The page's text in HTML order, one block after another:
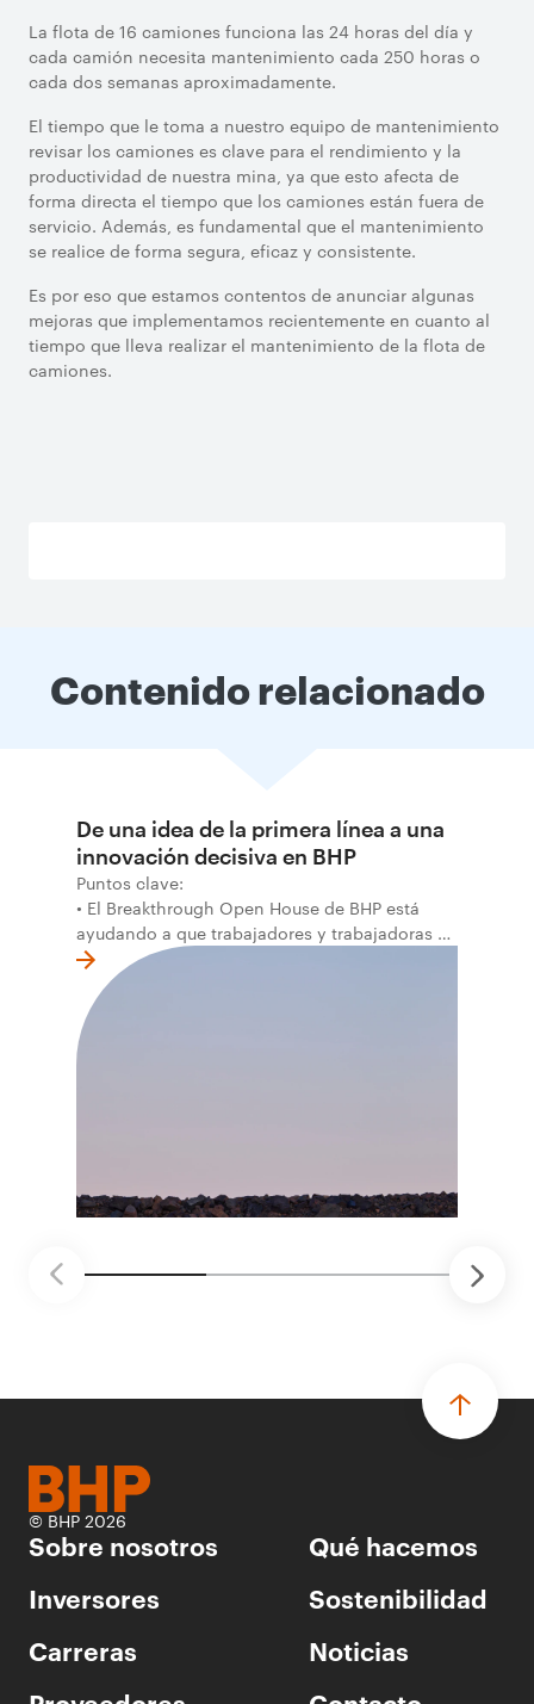
La flota de 16 camiones funciona las 24 horas del día y
cada camión necesita mantenimiento cada 250 horas o
cada dos semanas aproximadamente.
El tiempo que le toma a nuestro equipo de mantenimiento
revisar los camiones es clave para el rendimiento y la
productividad de nuestra mina, ya que esto afecta de
forma directa el tiempo que los camiones están fuera de
servicio. Además, es fundamental que el mantenimiento
se realice de forma segura, eficaz y consistente.
Es por eso que estamos contentos de anunciar algunas
mejoras que implementamos recientemente en cuanto al
tiempo que lleva realizar el mantenimiento de la flota de
camiones.
Contenido relacionado
De una idea de la primera línea a una
innovación decisiva en BHP
Puntos clave:
• El Breakthrough Open House de BHP está
ayudando a que trabajadores y trabajadoras de
la primera línea conviertan ideas prácticas en
soluciones probadas que pueden hacer el
trabajo más seguro, inteligente y productivo.
• El primer programa interno de innovación
recibió cerca de 1.000 postulaciones de
mantenimiento robótico, limpieza submarina y
© BHP 2026
Sobre nosotros
Qué hacemos
Inversores
Sostenibilidad
Carreras
Noticias